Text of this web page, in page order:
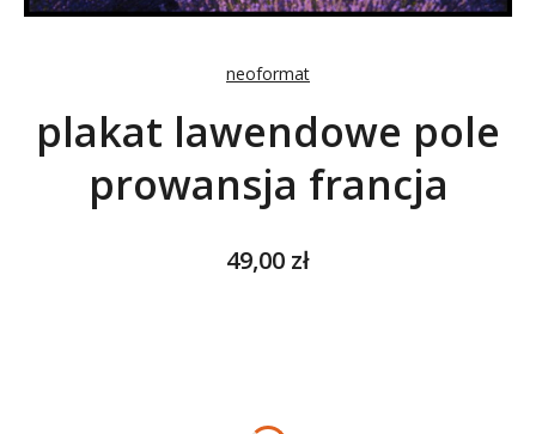
neoformat
plakat lawendowe pole
prowansja francja
Cena
49,00 zł